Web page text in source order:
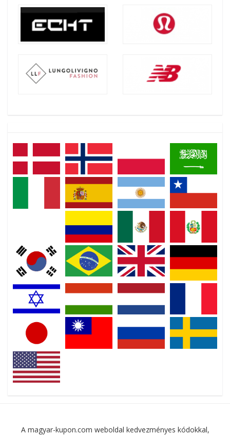
A magyar-kupon.com weboldal kedvezményes kódokkal,